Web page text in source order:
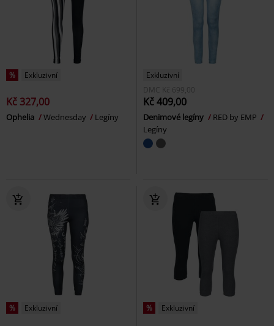
% Exkluzivní
Kč 327,00
Ophelia Wednesday Legíny
Exkluzivní
DMC
Kč 699,00
Kč 409,00
Denimové legíny
RED by EMP
Legíny
% Exkluzivní % Exkluzivní